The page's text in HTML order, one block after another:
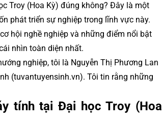
Troy (Hoa Kỳ) đúng không? Đây là một
phát triển sự nghiệp trong lĩnh vực này.
hội nghề nghiệp và những điểm nổi bật
nhìn toàn diện nhất.
nghiệp, tôi là Nguyễn Thị Phương Lan
(tuvantuyensinh.vn). Tôi tin rằng những
tính tại Đại học Troy (Hoa